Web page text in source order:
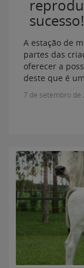
sucesso!
A estação de
partes das
oferecer a
deste que é
7 de setembro de